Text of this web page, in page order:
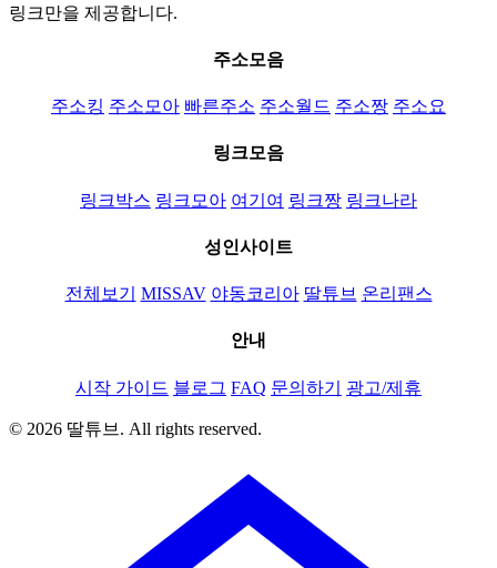
링크만을 제공합니다.
주소모음
주소킹 주소모아 빠른주소 주소월드 주소짱 주소요
링크모음
링크박스 링크모아 여기여 링크짱 링크나라
성인사이트
전체보기 MISSAV 야동코리아 딸튜브 온리팬스
안내
시작 가이드 블로그 FAQ 문의하기 광고/제휴
© 2026 딸튜브. All rights reserved.